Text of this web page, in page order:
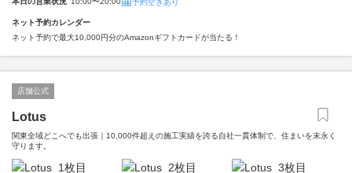
ネット予約カレンダー
ネット予約で最大10,000円分のAmazonギフトカードが当たる！
店舗公式
Lotus
関東全域どこへでも出張｜10,000件超えの施工実績を誇る自社一貫体制で、住まいを末永く
守ります。